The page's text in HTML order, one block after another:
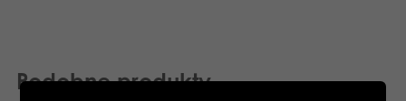
Podobne produkty